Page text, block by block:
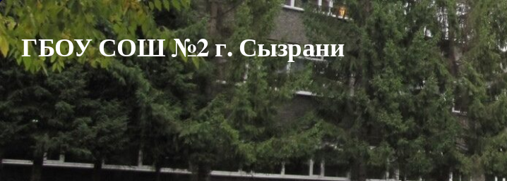
Перейти к содержимому
ГБОУ СОШ №2 г. Сызрани